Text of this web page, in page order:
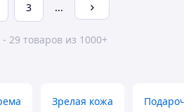
3 ...
29 товаров из 1000+
Зрелая кожа